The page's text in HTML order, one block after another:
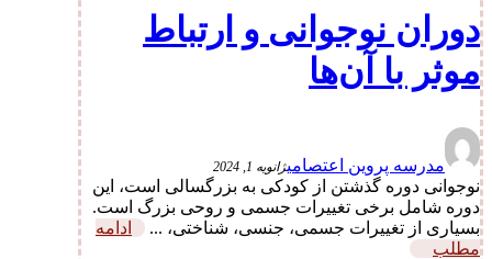
دوران نوجوانی و ارتباط
موثر با آن‌ها
مدرسه پروین اعتصامیژانویه 1, 2024
نوجوانی دوره گذشتن از کودکی به بزرگسالی است، این
دوره شامل برخی تغییرات جسمی و روحی بزرگ است.
بسیاری از تغییرات جسمی، جنسی، شناختی، ...
ادامه
مطلب